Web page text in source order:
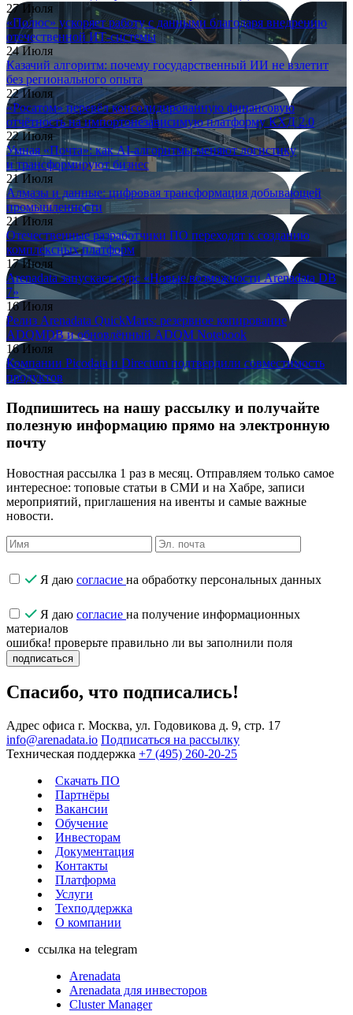
27 Июля
«Полюс» ускоряет работу с данными благодаря внедрению
отечественной ИТ-системы
24 Июля
Казачий алгоритм: почему государственный ИИ не взлетит
без регионального опыта
22 Июля
«Росатом» перевёл консолидированную финансовую
отчётность на импортонезависимую платформу КХД 2.0
22 Июля
Умная «Почта»: как AI-алгоритмы меняют логистику
и трансформируют бизнес
21 Июля
Алмазы и данные: цифровая трансформация добывающей
промышленности
21 Июля
Отечественные разработчики ПО переходят к созданию
комплексных платформ
17 Июля
Arenadata запускает курс «Новые возможности Arenadata DB
7»
16 Июля
Релиз Arenadata QuickMarts: резервное копирование
ADQMDB и обновлённый ADQM Notebook
16 Июля
Компании Picodata и Directum подтвердили совместимость
продуктов
Подпишитесь на нашу рассылку и получайте
полезную информацию прямо на электронную
почту
Новостная рассылка 1 раз в месяц. Отправляем только самое
интересное: топовые статьи в СМИ и на Хабре, записи
мероприятий, приглашения на ивенты и самые важные
новости.
Я даю согласие на обработку персональных данных
Я даю согласие на получение информационных
материалов
ошибка! проверьте правильно ли вы заполнили поля
подписаться
Спасибо, что подписались!
Адрес офиса г. Москва, ул. Годовикова д. 9, стр. 17
info@arenadata.io Подписаться на рассылку
Техническая поддержка +7 (495) 260-20-25
Скачать ПО
Партнёры
Вакансии
Обучение
Инвесторам
Документация
Контакты
Платформа
Услуги
Техподдержка
О компании
ссылка на telegram
Arenadata
Arenadata для инвесторов
Cluster Manager